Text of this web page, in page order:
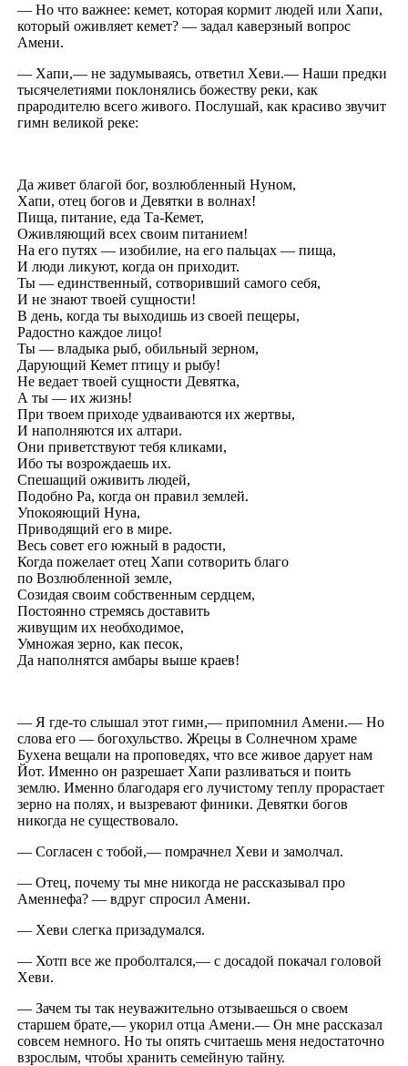
— Но что важнее: кемет, которая кормит людей или Хапи,
который оживляет кемет? — задал каверзный вопрос
Амени.
— Хапи,— не задумываясь, ответил Хеви.— Наши предки
тысячелетиями поклонялись божеству реки, как
прародителю всего живого. Послушай, как красиво звучит
гимн великой реке:
Да живет благой бог, возлюбленный Нуном,
Хапи, отец богов и Девятки в волнах!
Пища, питание, еда Та-Кемет,
Оживляющий всех своим питанием!
На его путях — изобилие, на его пальцах — пища,
И люди ликуют, когда он приходит.
Ты — единственный, сотворивший самого себя,
И не знают твоей сущности!
В день, когда ты выходишь из своей пещеры,
Радостно каждое лицо!
Ты — владыка рыб, обильный зерном,
Дарующий Кемет птицу и рыбу!
Не ведает твоей сущности Девятка,
А ты — их жизнь!
При твоем приходе удваиваются их жертвы,
И наполняются их алтари.
Они приветствуют тебя кликами,
Ибо ты возрождаешь их.
Спешащий оживить людей,
Подобно Ра, когда он правил землей.
Упокояющий Нуна,
Приводящий его в мире.
Весь совет его южный в радости,
Когда пожелает отец Хапи сотворить благо
по Возлюбленной земле,
Созидая своим собственным сердцем,
Постоянно стремясь доставить
живущим их необходимое,
Умножая зерно, как песок,
Да наполнятся амбары выше краев!
— Я где-то слышал этот гимн,— припомнил Амени.— Но
слова его — богохульство. Жрецы в Солнечном храме
Бухена вещали на проповедях, что все живое дарует нам
Йот. Именно он разрешает Хапи разливаться и поить
землю. Именно благодаря его лучистому теплу прорастает
зерно на полях, и вызревают финики. Девятки богов
никогда не существовало.
— Согласен с тобой,— помрачнел Хеви и замолчал.
— Отец, почему ты мне никогда не рассказывал про
Аменнефа? — вдруг спросил Амени.
— Хеви слегка призадумался.
— Хотп все же проболтался,— с досадой покачал головой
Хеви.
— Зачем ты так неуважительно отзываешься о своем
старшем брате,— укорил отца Амени.— Он мне рассказал
совсем немного. Но ты опять считаешь меня недостаточно
взрослым, чтобы хранить семейную тайну.